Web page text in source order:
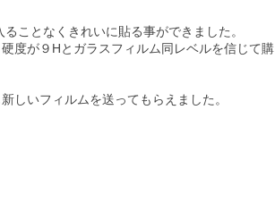
ことなくきれいに貼る事ができました。
度が９Hとガラスフィルム同レベルを信じて購
しいフィルムを送ってもらえました。